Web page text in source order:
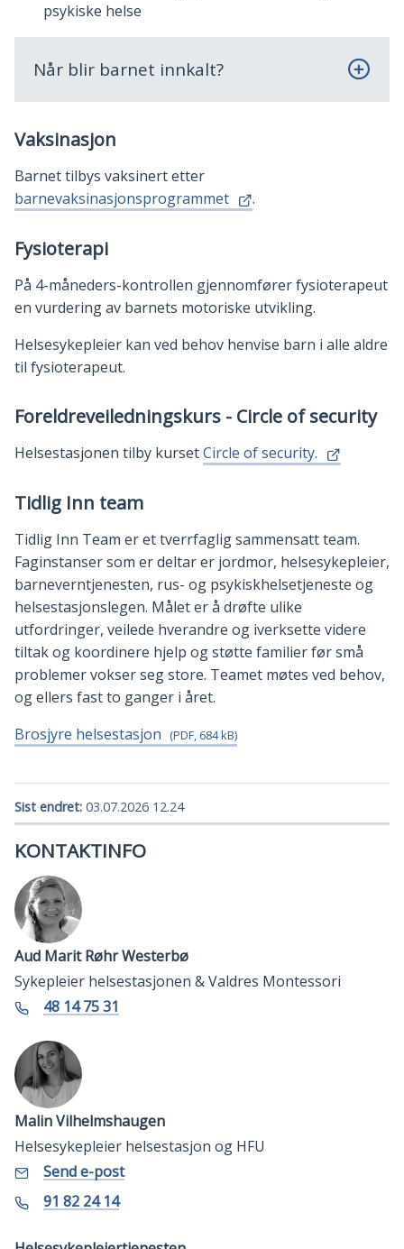
psykiske helse
Når blir barnet innkalt?
Vaksinasjon
Barnet tilbys vaksinert etter
barnevaksinasjonsprogrammet
.
Fysioterapi
På 4-måneders-kontrollen gjennomfører fysioterapeut
en vurdering av barnets motoriske utvikling.
Helsesykepleier kan ved behov henvise barn i alle aldre
til fysioterapeut.
Foreldreveiledningskurs - Circle of security
Helsestasjonen tilby kursetCircle of security.
Tidlig Inn team
Tidlig Inn Team er et tverrfaglig sammensatt team.
Faginstanser som er deltar er jordmor, helsesykepleier,
barneverntjenesten, rus- og psykiskhelsetjeneste og
helsestasjonslegen. Målet er å drøfte ulike
utfordringer, veilede hverandre og iverksette videre
tiltak og koordinere hjelp og støtte familier før små
problemer vokser seg store. Teamet møtes ved behov,
og ellers fast to ganger i året.
Brosjyre helsestasjon
(PDF, 684 kB)
Sist endret 03.07.2026 12.24
KONTAKTINFO
Aud Marit Røhr Westerbø
Sykepleier helsestasjonen & Valdres Montessori
Telefon
48 14 75 31
Malin Vilhelmshaugen
Helsesykepleier helsestasjon og HFU
E-
post
Send e-posttil
Malin
Mobil
91 82 24 14